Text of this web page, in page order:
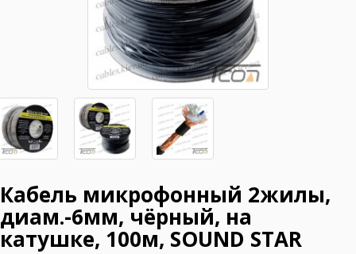
Кабель микрофонный 2жилы,
диам.-6мм, чёрный, на
катушке, 100м, SOUND STAR